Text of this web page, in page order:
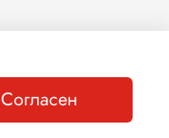
Согласен